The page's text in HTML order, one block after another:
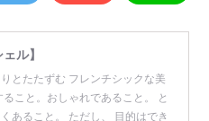
ル】
とたたずむ フレンチシックな美
こと。おしゃれであること。 と
あること。 ただし、 目的はでき